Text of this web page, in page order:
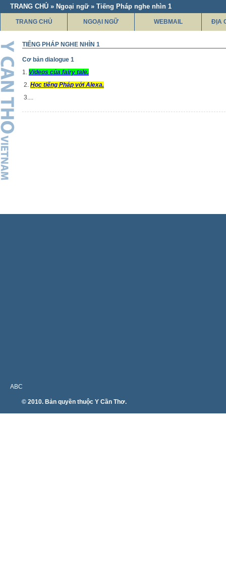
TRANG CHỦ » Ngoại ngữ » Tiếng Pháp nghe nhìn 1
TRANG CHỦ NGOẠI NGỮ WEBMAIL ĐỊA
TIẾNG PHÁP NGHE NHÌN 1
Cơ bản dialogue 1
1. Videos của fairy tale.
2. Học tiếng Pháp với Alexa.
3....
ABC
© 2010. Bản quyền thuộc Y Cần Thơ.